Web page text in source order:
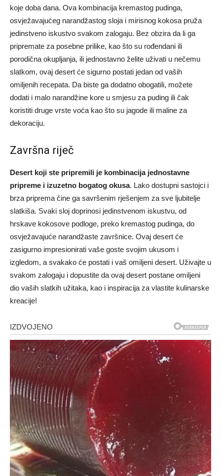
koje doba dana. Ova kombinacija kremastog pudinga,
osvježavajućeg narandžastog sloja i mirisnog kokosa pruža
jedinstveno iskustvo svakom zalogaju. Bez obzira da li ga
pripremate za posebne prilike, kao što su rođendani ili
porodična okupljanja, ili jednostavno želite uživati u nečemu
slatkom, ovaj desert će sigurno postati jedan od vaših
omiljenih recepata. Da biste ga dodatno obogatili, možete
dodati i malo narandžine kore u smjesu za puding ili čak
koristiti druge vrste voća kao što su jagode ili maline za
dekoraciju.
Završna riječ
Desert koji ste pripremili je kombinacija jednostavne
pripreme i izuzetno bogatog okusa. Lako dostupni sastojci i
brza priprema čine ga savršenim rješenjem za sve ljubitelje
slatkiša. Svaki sloj doprinosi jedinstvenom iskustvu, od
hrskave kokosove podloge, preko kremastog pudinga, do
osvježavajuće narandžaste završnice. Ovaj desert će
zasigurno impresionirati vaše goste svojim ukusom i
izgledom, a svakako će postati i vaš omiljeni desert. Uživajte u
svakom zalogaju i dopustite da ovaj desert postane omiljeni
dio vaših slatkih užitaka, kao i inspiracija za vlastite kulinarske
kreacije!